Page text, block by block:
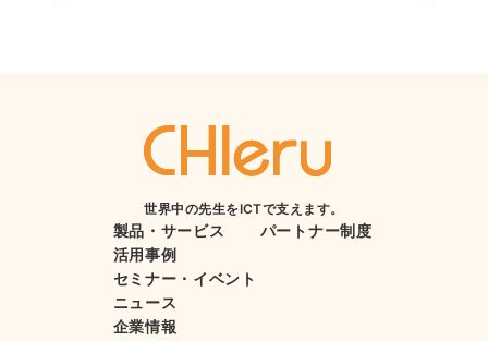
世界中の先生をICTで支えます。
製品・サービス
活用事例
セミナー・イベント
ニュース
企業情報
パートナー制度